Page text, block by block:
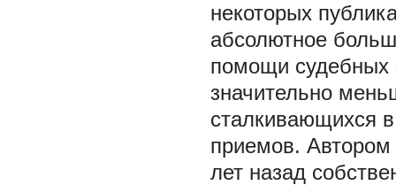
некоторых
абсолютное
помощи судебных
значительно
сталкивающихся
приемов. Автором
лет назад